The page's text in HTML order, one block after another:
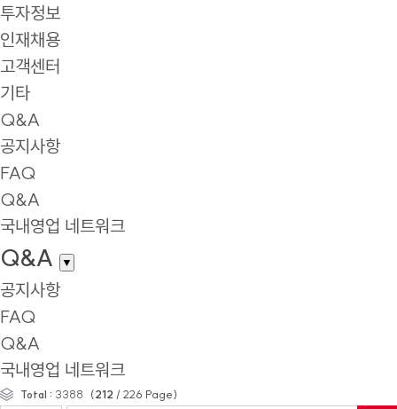
투자정보
인재채용
고객센터
기타
Q&A
공지사항
FAQ
Q&A
국내영업 네트워크
Q&A ▼
공지사항
FAQ
Q&A
국내영업 네트워크
Total : 3388 (212 / 226 Page)